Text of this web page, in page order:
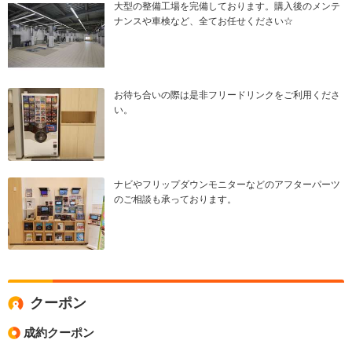
大型の整備工場を完備しております。購入後のメンテ
ナンスや車検など、全てお任せください☆
お待ち合いの際は是非フリードリンクをご利用くださ
い。
ナビやフリップダウンモニターなどのアフターパーツ
のご相談も承っております。
クーポン
成約クーポン